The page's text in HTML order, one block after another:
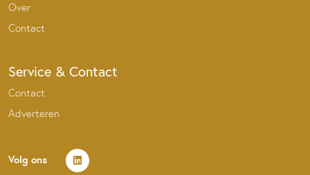
Over
Contact
Service & Contact
Contact
Adverteren
Volg ons